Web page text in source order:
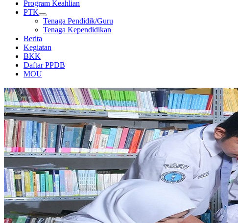
Program Keahlian
PTK
Tenaga Pendidik/Guru
Tenaga Kependidikan
Berita
Kegiatan
BKK
Daftar PPDB
MOU
PERPUSTAKAAN